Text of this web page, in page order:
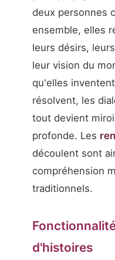
deux personnes
ensemble, elles
leurs désirs,
leur vision du
qu'elles
résolvent, les
tout devient
profonde. Les
découlent sont
compréhension
traditionnels.
d'histoires